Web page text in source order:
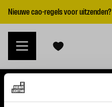
Nieuwe cao-regels voor uitzenden?